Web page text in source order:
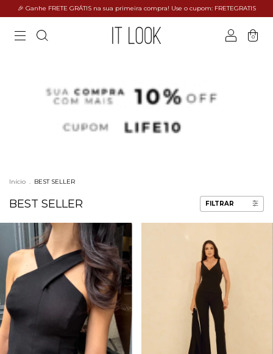
🎉 Ganhe FRETE GRÁTIS na sua primeira compra! Use o cupom: FRETEGRATIS
0
Início . BEST SELLER
BEST SELLER FILTRAR